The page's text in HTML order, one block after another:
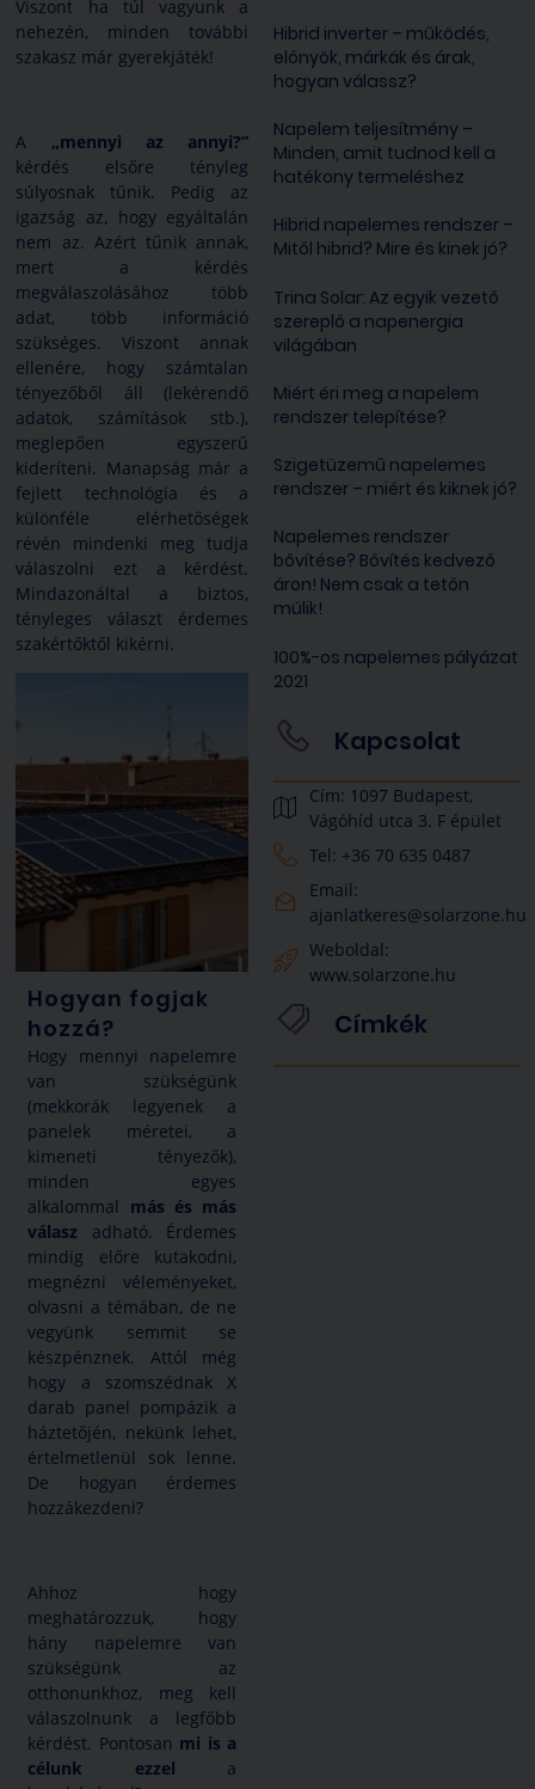
Viszont ha túl vagyunk a
nehezén, minden további
szakasz már gyerekjáték!
A „mennyi az annyi?”
kérdés elsőre tényleg
súlyosnak tűnik. Pedig az
igazság az, hogy egyáltalán
nem az. Azért tűnik annak,
mert a kérdés
megválaszolásához több
adat, több információ
szükséges. Viszont annak
ellenére, hogy számtalan
tényezőből áll (lekérendő
adatok, számítások stb.),
meglepően egyszerű
kideríteni. Manapság már a
fejlett technológia és a
különféle elérhetőségek
révén mindenki meg tudja
válaszolni ezt a kérdést.
Mindazonáltal a biztos,
tényleges választ érdemes
szakértőktől kikérni.
Hogyan fogjak
hozzá?
Hogy mennyi napelemre
van szükségünk
(mekkorák legyenek a
panelek méretei, a
kimeneti tényezők),
minden egyes
alkalommal más és más
válasz adható. Érdemes
mindig előre kutakodni,
megnézni véleményeket,
olvasni a témában, de ne
vegyünk semmit se
készpénznek. Attól még
hogy a szomszédnak X
darab panel pompázik a
háztetőjén, nekünk lehet,
értelmetlenül sok lenne.
De hogyan érdemes
hozzákezdeni?
Ahhoz hogy
meghatározzuk, hogy
hány napelemre van
szükségünk az
otthonunkhoz, meg kell
válaszolnunk a legfőbb
kérdést. Pontosan mi is a
célunk ezzel a
Hibrid inverter – működés,
előnyök, márkák és árak,
hogyan válassz?
Napelem teljesítmény –
Minden, amit tudnod kell a
hatékony termeléshez
Hibrid napelemes rendszer –
Mitől hibrid? Mire és kinek jó?
Trina Solar: Az egyik vezető
szereplő a napenergia
világában
Miért éri meg a napelem
rendszer telepítése?
Szigetüzemű napelemes
rendszer – miért és kiknek jó?
Napelemes rendszer
bővítése? Bővítés kedvező
áron! Nem csak a tetőn
múlik!
100%-os napelemes pályázat
2021
Kapcsolat
Cím: 1097 Budapest,
Vágóhíd utca 3. F épület
Tel: +36 70 635 0487
Email:
ajanlatkeres@solarzone.hu
Weboldal:
www.solarzone.hu
Címkék